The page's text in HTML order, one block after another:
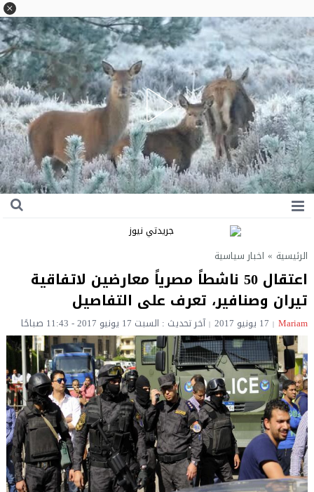
الرئيسية » اخبار سياسية
اعتقال 50 ناشطاً مصرياً معارضين لاتفاقية
تيران وصنافير، تعرف على التفاصيل
Mariam 17 يونيو 2017 آخر تحديث : السبت 17 يونيو 2017 - 11:43 صباحًا